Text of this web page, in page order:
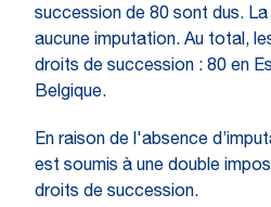
succession de 80 sont dus.
aucune imputation. Au total,
droits de succession : 80 en
Belgique.
En raison de l'absence
est soumis à une double
droits de succession.